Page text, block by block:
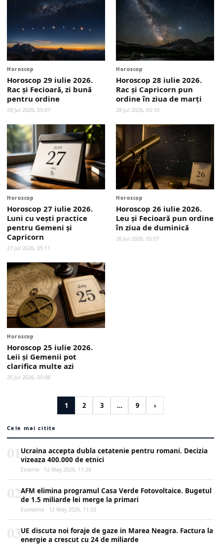
Horoscop
Horoscop 29 iulie 2026.
Rac și Fecioară, zi bună
pentru ordine
29 Jul 2026, 05:07
Horoscop
Horoscop 28 iulie 2026.
Rac și Capricorn pun
ordine în ziua de marți
28 Jul 2026, 05:10
Horoscop
Horoscop 27 iulie 2026.
Luni cu vești practice
pentru Gemeni și
Capricorn
27 Jul 2026, 05:11
Horoscop
Horoscop 26 iulie 2026.
Leu și Fecioară pun ordine
în ziua de duminică
26 Jul 2026, 05:07
Horoscop
Horoscop 25 iulie 2026.
Leii și Gemenii pot
clarifica multe azi
25 Jul 2026, 05:08
1 2 3 … 9 ›
Cele mai citite
Ucraina accepta dubla cetatenie pentru romani. Decizia
vizeaza 400.000 de etnici
Externe · 12 May 2026, 11:26
AFM elimina programul Casa Verde Fotovoltaice. Bugetul
de 1.5 miliarde lei merge la primari
Economie · 12 May 2026, 11:33
UE discuta noi foraje de gaze in Marea Neagra. Factura la
energie a crescut cu 24 de miliarde